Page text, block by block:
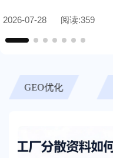
2026-07-28 阅读:359
智能建站